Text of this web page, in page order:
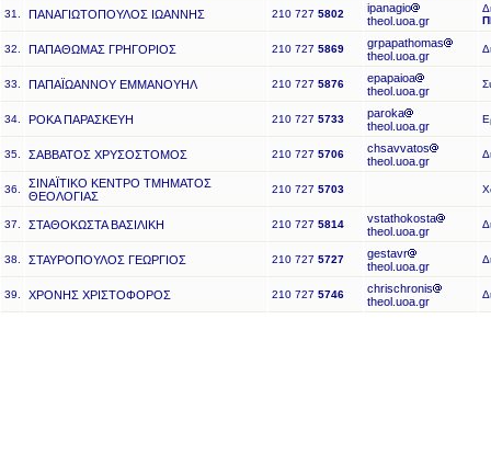
31. ΠΑΝΑΓΙΩΤΟΠΟΥΛΟΣ ΙΩΑΝΝΗΣ 210 727 5802
ipanagio
theol.uoa.gr
32. ΠΑΠΑΘΩΜΑΣ ΓΡΗΓΟΡΙΟΣ 210 727 5869
grpapathomas
theol.uoa.gr
33. ΠΑΠΑΪΩΑΝΝΟΥ ΕΜΜΑΝΟΥΗΛ 210 727 5876
epapaioa
theol.uoa.gr
34. ΡΟΚΑ ΠΑΡΑΣΚΕΥΗ 210 727 5733
paroka
theol.uoa.gr
35. ΣΑΒΒΑΤΟΣ ΧΡΥΣΟΣΤΟΜΟΣ 210 727 5706
chsavvatos
theol.uoa.gr
36.
ΣΙΝΑΪΤΙΚΟ ΚΕΝΤΡΟ ΤΜΗΜΑΤΟΣ
ΘΕΟΛΟΓΙΑΣ
210 727 5703
37. ΣΤΑΘΟΚΩΣΤΑ ΒΑΣΙΛΙΚΗ 210 727 5814
vstathokosta
theol.uoa.gr
38. ΣΤΑΥΡΟΠΟΥΛΟΣ ΓΕΩΡΓΙΟΣ 210 727 5727
gestavr
theol.uoa.gr
39. ΧΡΟΝΗΣ ΧΡΙΣΤΟΦΟΡΟΣ 210 727 5746
chrischronis
theol.uoa.gr